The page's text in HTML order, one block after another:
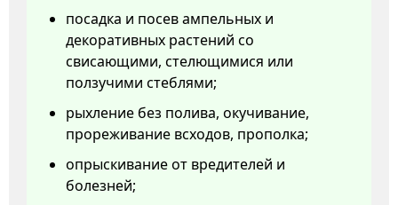
посадка и посев ампельных и
декоративных растений со
свисающими, стелющимися или
ползучими стеблями;
рыхление без полива, окучивание,
прореживание всходов, прополка;
опрыскивание от вредителей и
болезней;